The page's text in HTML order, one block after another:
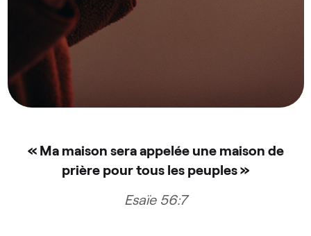
« Ma maison sera appelée une maison de
prière pour tous les peuples »
Esaïe 56:7